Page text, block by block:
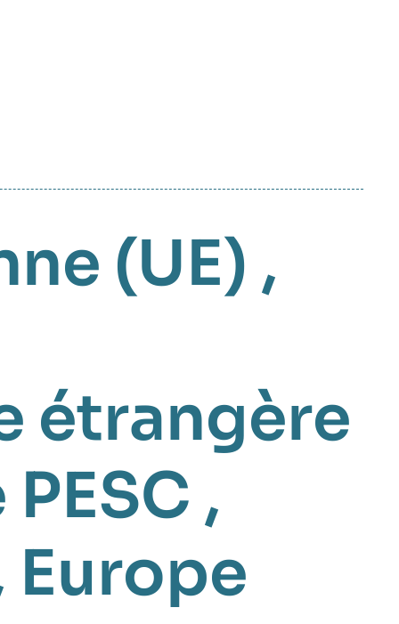
(UE) ,
étrangère
,
Europe